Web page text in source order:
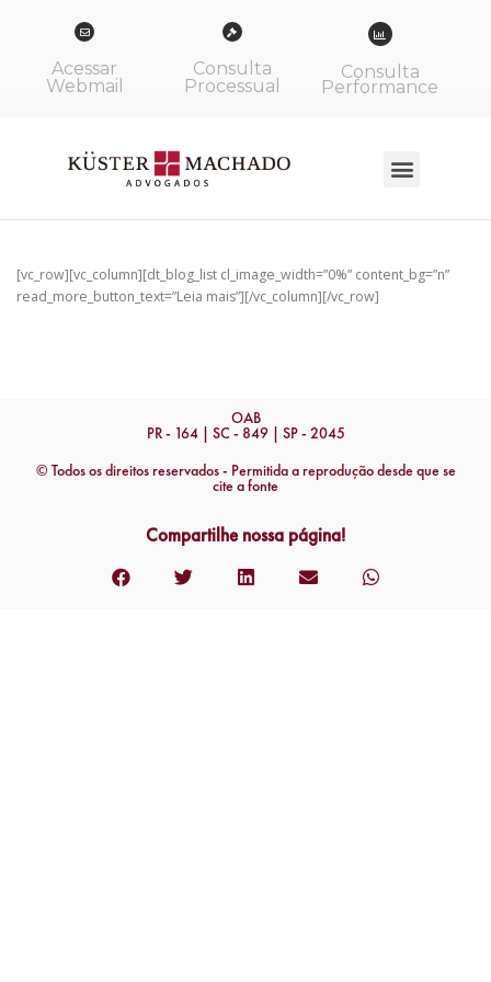
Acessar
Webmail
Consulta
Processual
Consulta
Performance
[vc_row][vc_column][dt_blog_list cl_image_width=”0%” content_bg=”n”
read_more_button_text=”Leia mais”][/vc_column][/vc_row]
OAB
PR - 164 | SC - 849 | SP - 2045
© Todos os direitos reservados - Permitida a reprodução desde que se
cite a fonte
Compartilhe nossa página!